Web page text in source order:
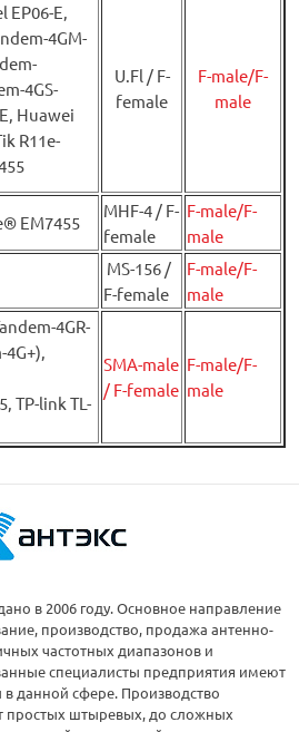
EP06-E,
4GM-
4GS-
Huawei
R11e-
U.Fl / F-
female
F-male/F-
male
EM7455
MHF-4 / F-
female
F-male/F-
male
MS-156 /
F-female
F-male/F-
male
4GR-
4G+),
TP-link TL-
SMA-male
/ F-female
F-male/F-
male
в 2006 году. Основное направление
производство, продажа антенно-
частотных диапазонов и
специалисты предприятия имеют
данной сфере. Производство
простых штыревых, до сложных